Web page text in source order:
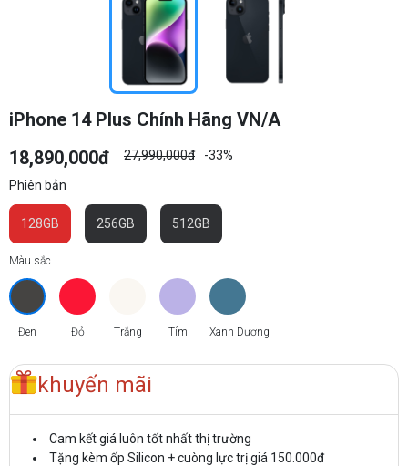
iPhone 14 Plus Chính Hãng VN/A
18,890,000đ
27,990,000đ -33%
Phiên bản
128GB 256GB 512GB
Màu sắc
Đen Đỏ Trắng Tím Xanh Dương
khuyến mãi
Cam kết giá luôn tốt nhất thị trường
Tặng kèm ốp Silicon + cuòng lực trị giá 150.000đ